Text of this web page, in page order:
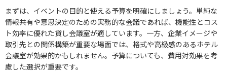
まずは、イベントの目的と使える予算を明確にしましょう。単純な
情報共有や意思決定のための実務的な会議であれば、機能性とコス
ト効率に優れた貸し会議室が適しています。一方、企業イメージや
取引先との関係構築が重要な場面では、格式や高級感のあるホテル
会議室が効果的かもしれません。予算についても、費用対効果を考
慮した選択が重要です。